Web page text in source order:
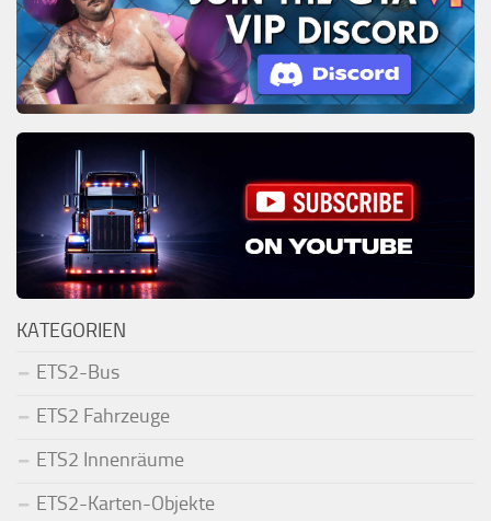
KATEGORIEN
ETS2-Bus
ETS2 Fahrzeuge
ETS2 Innenräume
ETS2-Karten-Objekte